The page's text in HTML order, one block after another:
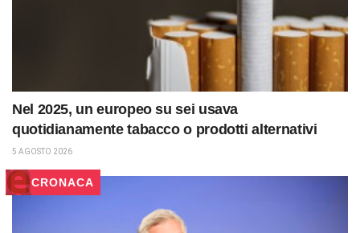
Nel 2025, un europeo su sei usava
quotidianamente tabacco o prodotti alternativi
5 AGOSTO 2026
CRONACA